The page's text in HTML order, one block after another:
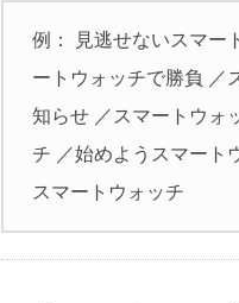
例： 見逃せないスマー
ートウォッチで勝負 ／
知らせ ／スマートウォ
チ ／始めようスマート
スマートウォッチ